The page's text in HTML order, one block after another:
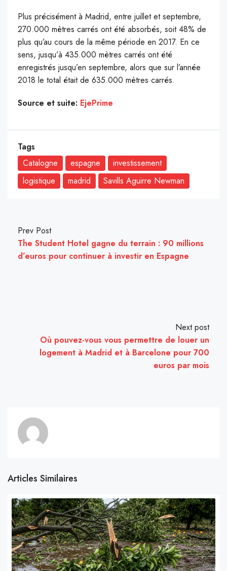
Plus précisément à Madrid, entre juillet et septembre,
270.000 mètres carrés ont été absorbés, soit 48% de
plus qu’au cours de la même période en 2017. En ce
sens, jusqu’à 435.000 mètres carrés ont été
enregistrés jusqu’en septembre, alors que sur l’année
2018 le total était de 635.000 mètres carrés.
Source et suite: EjePrime
Tags
Catalogne
espagne
investissement
logistique
madrid Savills Aguirre Newman
Prev Post
The Student Hotel gagne du terrain : 90 millions
d’euros pour continuer à investir en Espagne
Next post
Où pouvez-vous vous permettre de louer un
logement à Madrid et à Barcelone pour 700
euros par mois
Articles Similaires